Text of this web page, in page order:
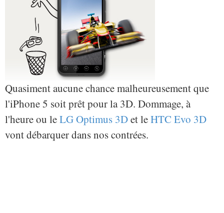
Quasiment aucune chance malheureusement que
l'iPhone 5 soit prêt pour la 3D. Dommage, à
l'heure ou leLG Optimus 3Det leHTC Evo 3D
vont débarquer dans nos contrées.